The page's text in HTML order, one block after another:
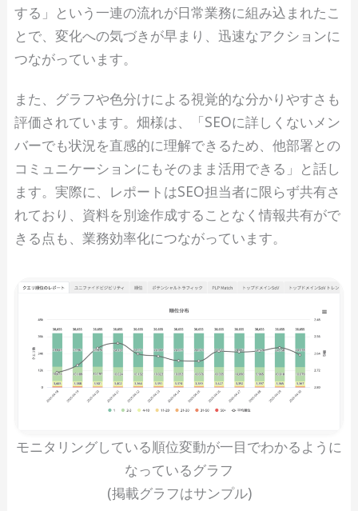
する」という一連の流れが日常業務に組み込まれたこ
とで、変化への気づきが早まり、迅速なアクションに
つながっています。
また、グラフや色分けによる視覚的な分かりやすさも
評価されています。畑様は、「SEOに詳しくないメン
バーでも状況を直感的に理解できるため、他部署との
コミュニケーションにもそのまま活用できる」と話し
ます。実際に、レポートはSEO担当者に限らず共有さ
れており、資料を別途作成することなく情報共有がで
きる点も、業務効率化につながっています。
モニタリングしている順位変動が一目でわかるように
なっているグラフ
(掲載グラフはサンプル)